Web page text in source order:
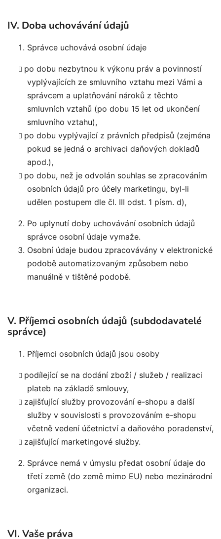
IV. Doba uchovávání údajů
Správce uchovává osobní údaje
po dobu nezbytnou k výkonu práv a povinností
vyplývajících ze smluvního vztahu mezi Vámi a
správcem a uplatňování nároků z těchto
smluvních vztahů (po dobu 15 let od ukončení
smluvního vztahu),
po dobu vyplývající z právních předpisů (zejména
pokud se jedná o archivaci daňových dokladů
apod.),
po dobu, než je odvolán souhlas se zpracováním
osobních údajů pro účely marketingu, byl-li
udělen postupem dle čl. III odst. 1 písm. d),
Po uplynutí doby uchovávání osobních údajů
správce osobní údaje vymaže.
Osobní údaje budou zpracovávány v elektronické
podobě automatizovaným způsobem nebo
manuálně v tištěné podobě.
V. Příjemci osobních údajů (subdodavatelé
správce)
Příjemci osobních údajů jsou osoby
podílející se na dodání zboží / služeb / realizaci
plateb na základě smlouvy,
zajišťující služby provozování e-shopu a další
služby v souvislosti s provozováním e-shopu
včetně vedení účetnictví a daňového poradenství,
zajišťující marketingové služby.
Správce nemá v úmyslu předat osobní údaje do
třetí země (do země mimo EU) nebo mezinárodní
organizaci.
VI. Vaše práva